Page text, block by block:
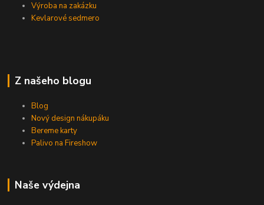
Výroba na zakázku
Kevlarové sedmero
Z našeho blogu
Blog
Nový design nákupáku
Bereme karty
Palivo na Fireshow
Naše výdejna